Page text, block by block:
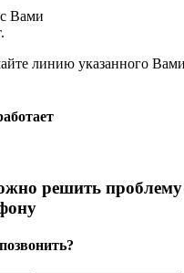
Вами
линию указанного
решить проблему